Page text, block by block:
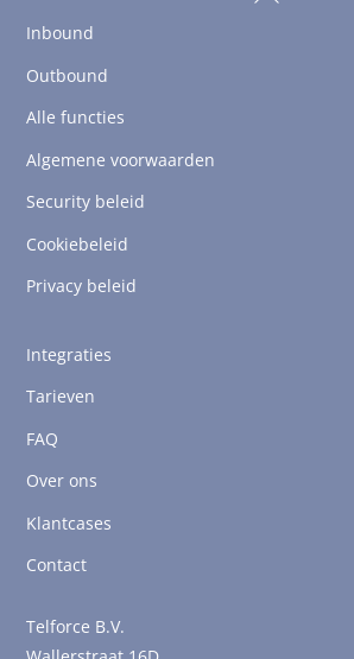
Inbound
Outbound
Alle functies
Algemene voorwaarden
Security beleid
Cookiebeleid
Privacy beleid
Integraties
Tarieven
FAQ
Over ons
Klantcases
Contact
Telforce B.V.